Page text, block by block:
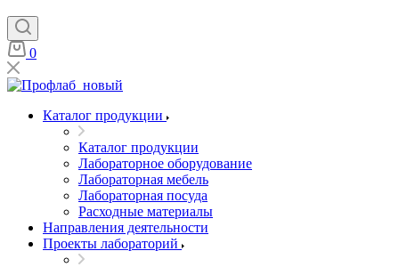
0
Каталог продукции
Каталог продукции
Лабораторное оборудование
Лабораторная мебель
Лабораторная посуда
Расходные материалы
Направления деятельности
Проекты лабораторий